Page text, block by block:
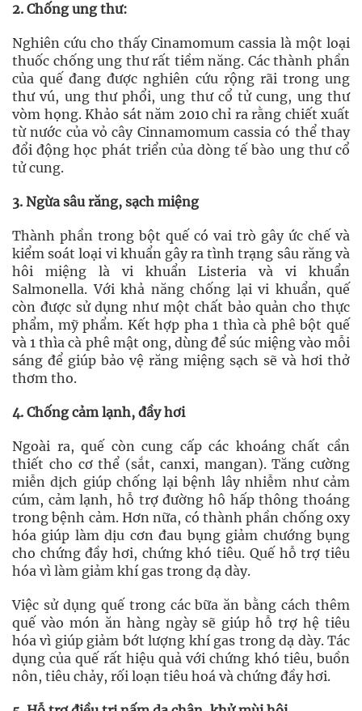
2. Chống ung thư:
Nghiên cứu cho thấy Cinamomum cassia là một loại
thuốc chống ung thư rất tiềm năng. Các thành phần
của quế đang được nghiên cứu rộng rãi trong ung
thư vú, ung thư phổi, ung thư cổ tử cung, ung thư
vòm họng. Khảo sát năm 2010 chỉ ra rằng chiết xuất
từ ​​nước của vỏ cây Cinnamomum cassia có thể thay
đổi động học phát triển của dòng tế bào ung thư cổ
tử cung.
3. Ngừa sâu răng, sạch miệng
Thành phần trong bột quế có vai trò gây ức chế và
kiểm soát loại vi khuẩn gây ra tình trạng sâu răng và
hôi miệng là vi khuẩn Listeria và vi khuẩn
Salmonella. Với khả năng chống lại vi khuẩn, quế
còn được sử dụng như một chất bảo quản cho thực
phẩm, mỹ phẩm. Kết hợp pha 1 thìa cà phê bột quế
và 1 thìa cà phê mật ong, dùng để súc miệng vào mỗi
sáng để giúp bảo vệ răng miệng sạch sẽ và hơi thở
thơm tho.
4. Chống cảm lạnh, đầy hơi
Ngoài ra, quế còn cung cấp các khoáng chất cần
thiết cho cơ thể (sắt, canxi, mangan). Tăng cường
miễn dịch giúp chống lại bệnh lây nhiễm như cảm
cúm, cảm lạnh, hỗ trợ đường hô hấp thông thoáng
trong bệnh cảm. Hơn nữa, có thành phần chống oxy
hóa giúp làm dịu cơn đau bụng giảm chướng bụng
cho chứng đầy hơi, chứng khó tiêu. Quế hỗ trợ tiêu
hóa vì làm giảm khí gas trong dạ dày.
Việc sử dụng quế trong các bữa ăn bằng cách thêm
quế vào món ăn hàng ngày sẽ giúp hỗ trợ hệ tiêu
hóa vì giúp giảm bớt lượng khí gas trong dạ dày. Tác
dụng của quế rất hiệu quả với chứng khó tiêu, buồn
nôn, tiêu chảy, rối loạn tiêu hoá và chứng đầy hơi.